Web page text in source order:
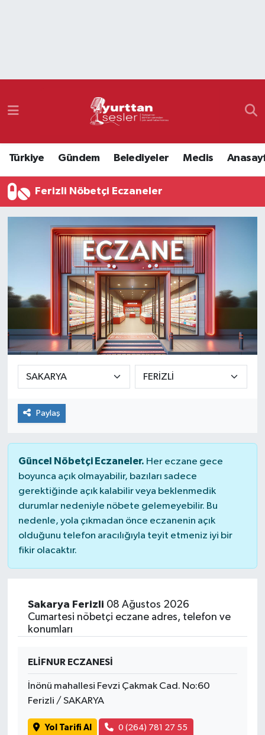
Türkiye Gündem Belediyeler Meclis
Ferizli Nöbetçi Eczaneler
Paylaş
Güncel Nöbetçi Eczaneler. Her eczane gece
boyunca açık olmayabilir, bazıları sadece
gerektiğinde açık kalabilir veya beklenmedik
durumlar nedeniyle nöbete gelemeyebilir. Bu
nedenle, yola çıkmadan önce eczanenin açık
olduğunu telefon aracılığıyla teyit etmeniz iyi bir
fikir olacaktır.
Sakarya Ferizli 08 Ağustos 2026
Cumartesi nöbetçi eczane adres, telefon ve
konumları
ELİFNUR ECZANESİ
İnönü mahallesi Fevzi Çakmak Cad. No:60
Ferizli / SAKARYA
Yol Tarifi Al 0 (264) 781 27 55
Namaz Vakitleri
Süper Lig Puan Durumu ve Fikstür
Tüm Manşetler
Son Dakika Haberleri
Haber Arşivi